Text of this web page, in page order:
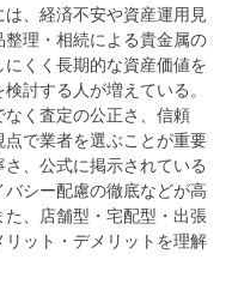
、経済不安や資産運用見
理・相続による貴金属の
くく長期的な資産価値を
討する人が増えている。
く査定の公正さ、信頼
で業者を選ぶことが重要
、公式に掲示されている
シー配慮の徹底などが高
、店舗型・宅配型・出張
ット・デメリットを理解